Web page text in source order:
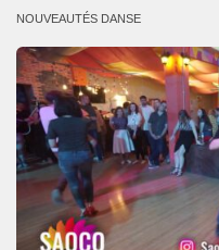
NOUVEAUTÉS DANSE